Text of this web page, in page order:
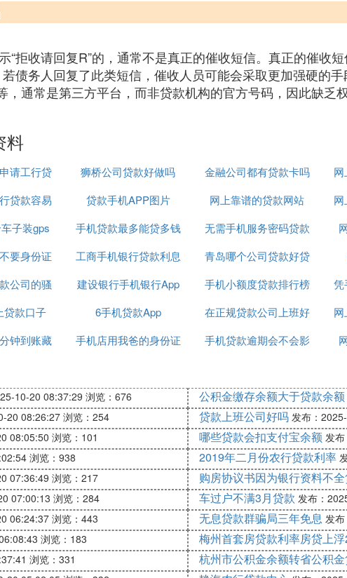
“拒收请回复R”的，通常不是真正的催收短信。真正的催收
债务人回复了此类短信，催收人员可能会采取更加强硬的手
，通常是第三方平台，而非贷款机构的官方号码，因此缺乏
料
请工行贷
狮桥公司贷款好做吗 金融公司都有贷款卡吗
贷款容易
贷款手机APP图片 网上靠谱的贷款网站
子装gps
吗
手机贷款最多能贷多钱
无需手机服务密码贷款
平台
要身份证
吗
工商手机银行贷款利息
怎么查询
青岛哪个公司贷款好贷
公司的骚
话
建设银行手机银行App
能贷款吗
手机小额度贷款排行榜 凭
贷款口子 6手机贷款App
在正规贷款公司上班好
吗
钟到账藏
手机店用我爸的身份证
手机贷款逾期会不会影
10-20 08:37:29 浏览：676 公积金缴存余额大于贷款余额
20 08:26:27 浏览：254 贷款上班公司好吗 发布：
08:05:50 浏览：101 哪些贷款会扣支付宝余额 发
浏览：938 2019年二月份农行贷款利率
07:36:49 浏览：217 购房协议书因为银行资料不
07:00:13 浏览：284 车过户不满3月贷款 发布：
06:24:37 浏览：443 无息贷款群骗局三年免息 发
浏览：183 梅州首套房贷款利率房贷上
浏览：331 杭州市公积金余额转省公积